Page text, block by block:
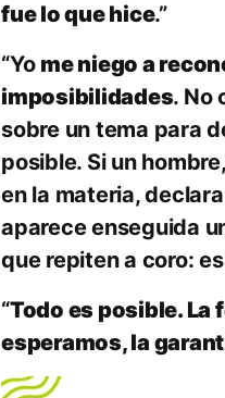
fue lo que hice.”
“Yo me niego a
imposibilidades. No
sobre un tema para
posible. Si un
en la materia,
aparece enseguida
que repiten a coro:
“Todo es posible. La
esperamos, la